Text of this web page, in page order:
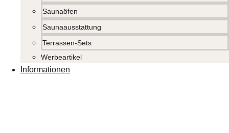
Saunaöfen
Saunaausstattung
Terrassen-Sets
Werbeartikel
Informationen